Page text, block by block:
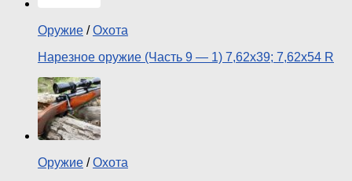
Оружие /Охота
Нарезное оружие (Часть 9 — 1) 7,62х39; 7,62х54 R
Оружие /Охота